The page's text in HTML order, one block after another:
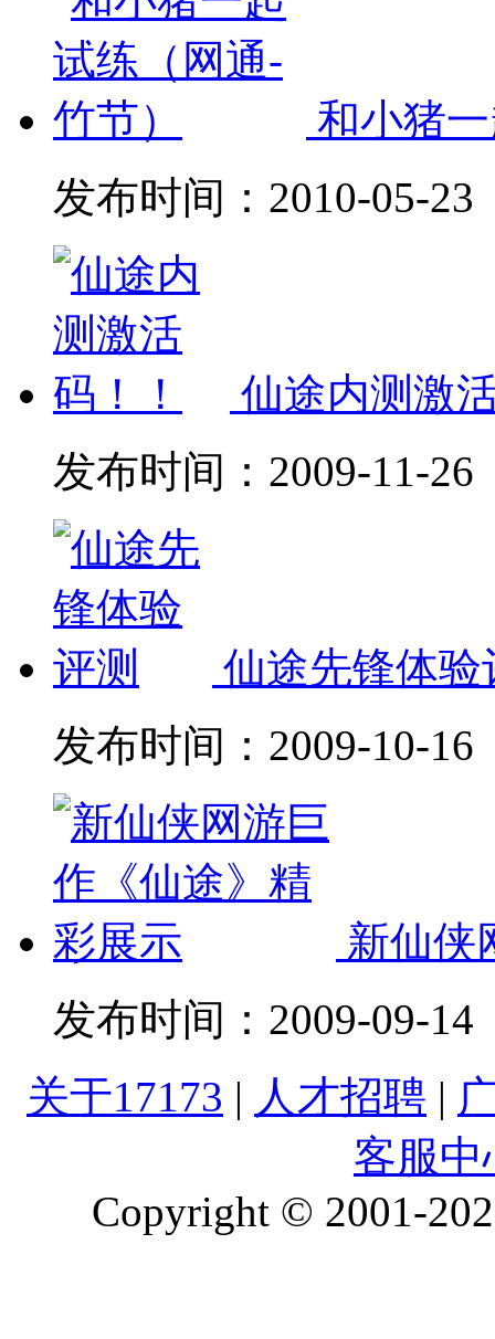
和小猪
发布时间： 2010-05-23
仙途内测激
发布时间： 2009-11-26
仙途先锋体验
发布时间： 2009-10-16
新仙侠
发布时间： 2009-09-14
关于17173 | 人才招聘 |
客服中
Copyright © 2001-